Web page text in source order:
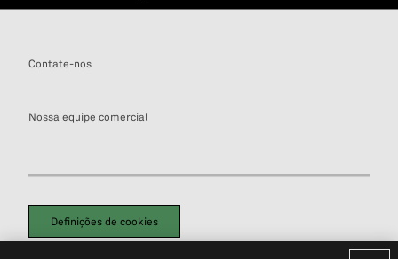
Contate-nos
Nossa equipe comercial
Definições de cookies